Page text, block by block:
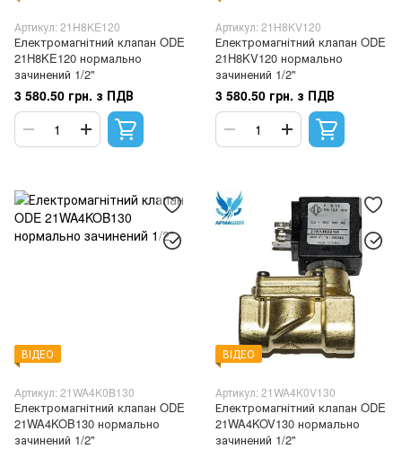
Артикул: 21H8KE120
Електромагнітний клапан ODE
21H8KE120 нормально
зачинений 1/2"
3 580.50 грн. з ПДВ
Артикул: 21H8KV120
Електромагнітний клапан ODE
21H8KV120 нормально
зачинений 1/2"
3 580.50 грн. з ПДВ
ВІДЕО
Артикул: 21WA4K0B130
Електромагнітний клапан ODE
21WA4KOB130 нормально
зачинений 1/2"
ВІДЕО
Артикул: 21WA4K0V130
Електромагнітний клапан ODE
21WA4KOV130 нормально
зачинений 1/2"